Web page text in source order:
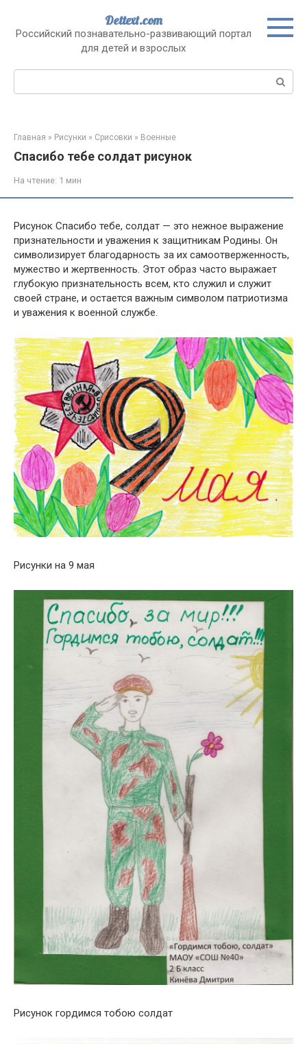
контенту
Dettext.com
Российский познавательно-развивающий портал
для детей и взрослых
Поиск:
Главная » Рисунки » Срисовки » Военные
Спасибо тебе солдат рисунок
На чтение: 1 мин
Рисунок Спасибо тебе, солдат — это нежное выражение
признательности и уважения к защитникам Родины. Он
символизирует благодарность за их самоотверженность,
мужество и жертвенность. Этот образ часто выражает
глубокую признательность всем, кто служил и служит
своей стране, и остается важным символом патриотизма
и уважения к военной службе.
Рисунки на 9 мая
Рисунок гордимся тобою солдат